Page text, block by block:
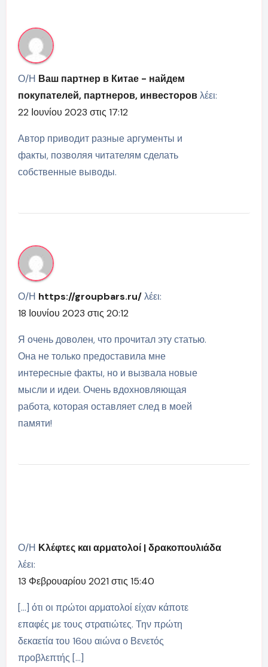
Ο/Η Ваш партнер в Китае - найдем
покупателей, партнеров, инвесторов λέει:
22 Ιουνίου 2023 στις 17:12
Автор приводит разные аргументы и
факты, позволяя читателям сделать
собственные выводы.
Ο/Η https://groupbars.ru/ λέει:
18 Ιουνίου 2023 στις 20:12
Я очень доволен, что прочитал эту статью.
Она не только предоставила мне
интересные факты, но и вызвала новые
мысли и идеи. Очень вдохновляющая
работа, которая оставляет след в моей
памяти!
Ο/Η Κλέφτες και αρματολοί | δρακοπουλιάδα
λέει:
13 Φεβρουαρίου 2021 στις 15:40
[…] ότι οι πρώτοι αρματολοί είχαν κάποτε
επαφές με τους στρατιώτες. Την πρώτη
δεκαετία του 16ου αιώνα ο Βενετός
προβλεπτής […]